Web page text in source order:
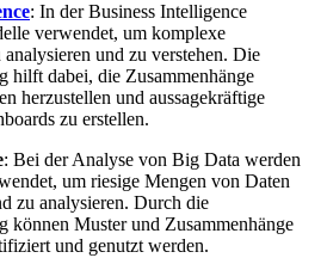
: In der Business Intelligence
verwendet, um komplexe
analysieren und zu verstehen. Die
hilft dabei, die Zusammenhänge
herzustellen und aussagekräftige
zu erstellen.
: Bei der Analyse von Big Data werden
um riesige Mengen von Daten
zu analysieren. Durch die
können Muster und Zusammenhänge
und genutzt werden.